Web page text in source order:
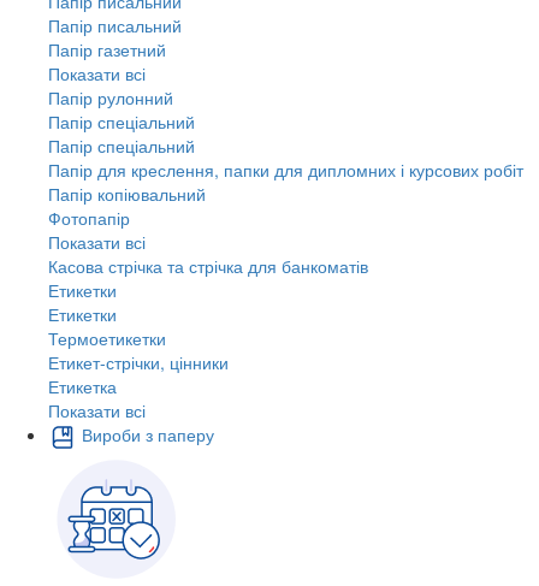
Папір писальний
Папір газетний
Показати всі
Папір рулонний
Папір спеціальний
Папір спеціальний
Папір для креслення, папки для дипломних і курсових робіт
Папір копіювальний
Фотопапір
Показати всі
Касова стрічка та стрічка для банкоматів
Етикетки
Етикетки
Термоетикетки
Етикет-стрічки, цінники
Етикетка
Показати всі
Вироби з паперу